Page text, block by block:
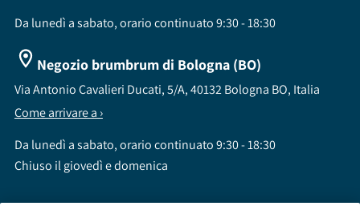
Da lunedì a sabato, orario continuato 9:30 - 18:30
Negozio brumbrum di Bologna (BO)
Via Antonio Cavalieri Ducati, 5/A, 40132 Bologna BO, Italia
Come arrivare a ›
Da lunedì a sabato, orario continuato 9:30 - 18:30
Chiuso il giovedì e domenica